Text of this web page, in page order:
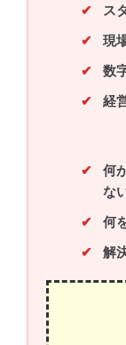
ス
現
数
経
何
な
何
解